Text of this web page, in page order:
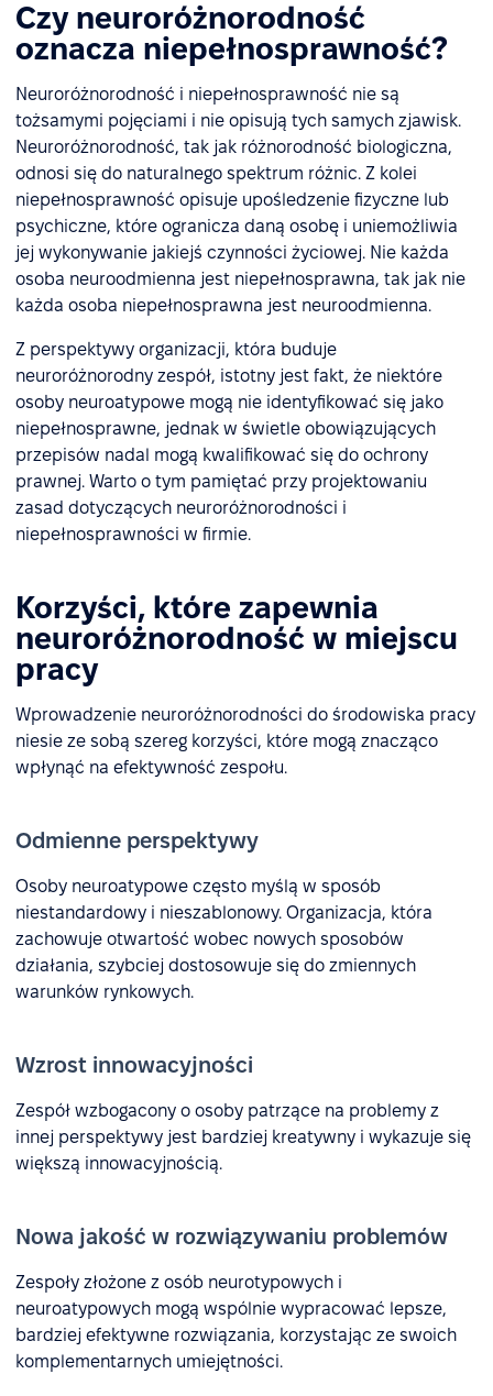
Czy neuroróżnorodność
oznacza niepełnosprawność?
Neuroróżnorodność i niepełnosprawność nie są
tożsamymi pojęciami i nie opisują tych samych zjawisk.
Neuroróżnorodność, tak jak różnorodność biologiczna,
odnosi się do naturalnego spektrum różnic. Z kolei
niepełnosprawność opisuje upośledzenie fizyczne lub
psychiczne, które ogranicza daną osobę i uniemożliwia
jej wykonywanie jakiejś czynności życiowej. Nie każda
osoba neuroodmienna jest niepełnosprawna, tak jak nie
każda osoba niepełnosprawna jest neuroodmienna.
Z perspektywy organizacji, która buduje
neuroróżnorodny zespół, istotny jest fakt, że niektóre
osoby neuroatypowe mogą nie identyfikować się jako
niepełnosprawne, jednak w świetle obowiązujących
przepisów nadal mogą kwalifikować się do ochrony
prawnej. Warto o tym pamiętać przy projektowaniu
zasad dotyczących neuroróżnorodności i
niepełnosprawności w firmie.
Korzyści, które zapewnia
neuroróżnorodność w miejscu
pracy
Wprowadzenie neuroróżnorodności do środowiska pracy
niesie ze sobą szereg korzyści, które mogą znacząco
wpłynąć na efektywność zespołu.
Odmienne perspektywy
Osoby neuroatypowe często myślą w sposób
niestandardowy i nieszablonowy. Organizacja, która
zachowuje otwartość wobec nowych sposobów
działania, szybciej dostosowuje się do zmiennych
warunków rynkowych.
Wzrost innowacyjności
Zespół wzbogacony o osoby patrzące na problemy z
innej perspektywy jest bardziej kreatywny i wykazuje się
większą innowacyjnością.
Nowa jakość w rozwiązywaniu problemów
Zespoły złożone z osób neurotypowych i
neuroatypowych mogą wspólnie wypracować lepsze,
bardziej efektywne rozwiązania, korzystając ze swoich
komplementarnych umiejętności.